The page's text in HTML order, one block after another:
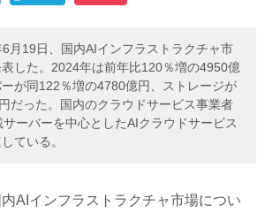
月19日、国内AIインフラストラクチャ市
した。2024年は前年比120％増の4950億
が同122％増の4780億円、ストレージが
だった。国内のクラウドサービス事業者
ーバーを中心としたAIクラウドサービス
ている。
AIインフラストラクチャ市場につい